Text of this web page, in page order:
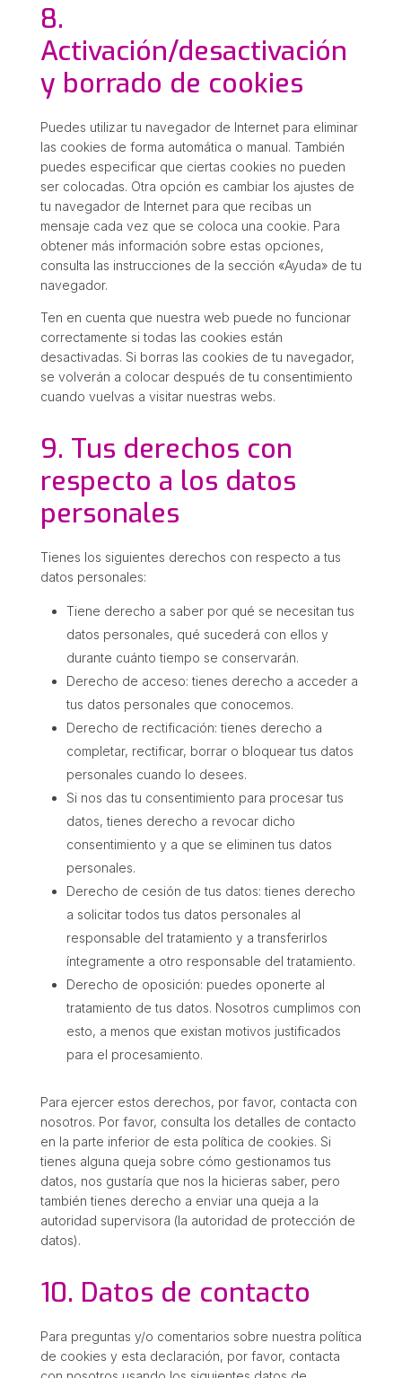
8.
Activación/desactivación
y borrado de cookies
Puedes utilizar tu navegador de Internet para eliminar
las cookies de forma automática o manual. También
puedes especificar que ciertas cookies no pueden
ser colocadas. Otra opción es cambiar los ajustes de
tu navegador de Internet para que recibas un
mensaje cada vez que se coloca una cookie. Para
obtener más información sobre estas opciones,
consulta las instrucciones de la sección «Ayuda» de tu
navegador.
Ten en cuenta que nuestra web puede no funcionar
correctamente si todas las cookies están
desactivadas. Si borras las cookies de tu navegador,
se volverán a colocar después de tu consentimiento
cuando vuelvas a visitar nuestras webs.
9. Tus derechos con
respecto a los datos
personales
Tienes los siguientes derechos con respecto a tus
datos personales:
Tiene derecho a saber por qué se necesitan tus
datos personales, qué sucederá con ellos y
durante cuánto tiempo se conservarán.
Derecho de acceso: tienes derecho a acceder a
tus datos personales que conocemos.
Derecho de rectificación: tienes derecho a
completar, rectificar, borrar o bloquear tus datos
personales cuando lo desees.
Si nos das tu consentimiento para procesar tus
datos, tienes derecho a revocar dicho
consentimiento y a que se eliminen tus datos
personales.
Derecho de cesión de tus datos: tienes derecho
a solicitar todos tus datos personales al
responsable del tratamiento y a transferirlos
íntegramente a otro responsable del tratamiento.
Derecho de oposición: puedes oponerte al
tratamiento de tus datos. Nosotros cumplimos con
esto, a menos que existan motivos justificados
para el procesamiento.
Para ejercer estos derechos, por favor, contacta con
nosotros. Por favor, consulta los detalles de contacto
en la parte inferior de esta política de cookies. Si
tienes alguna queja sobre cómo gestionamos tus
datos, nos gustaría que nos la hicieras saber, pero
también tienes derecho a enviar una queja a la
autoridad supervisora (la autoridad de protección de
datos).
10. Datos de contacto
Para preguntas y/o comentarios sobre nuestra política
de cookies y esta declaración, por favor, contacta